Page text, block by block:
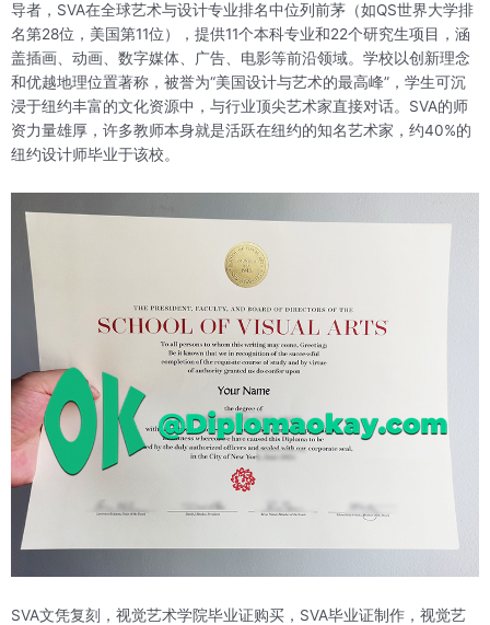
导者，SVA在全球艺术与设计专业排名中位列前茅（如QS世界大学排
名第28位，美国第11位）‌，提供11个本科专业和22个研究生项目，涵
盖插画、动画、数字媒体、广告、电影等前沿领域‌。学校以创新理念
和优越地理位置著称，被誉为“美国设计与艺术的最高峰”，学生可沉
浸于纽约丰富的文化资源中，与行业顶尖艺术家直接对话‌。SVA的师
资力量雄厚，许多教师本身就是活跃在纽约的知名艺术家，约40%的
纽约设计师毕业于该校‌。
SVA文凭复刻，视觉艺术学院毕业证购买，SVA毕业证制作，视觉艺